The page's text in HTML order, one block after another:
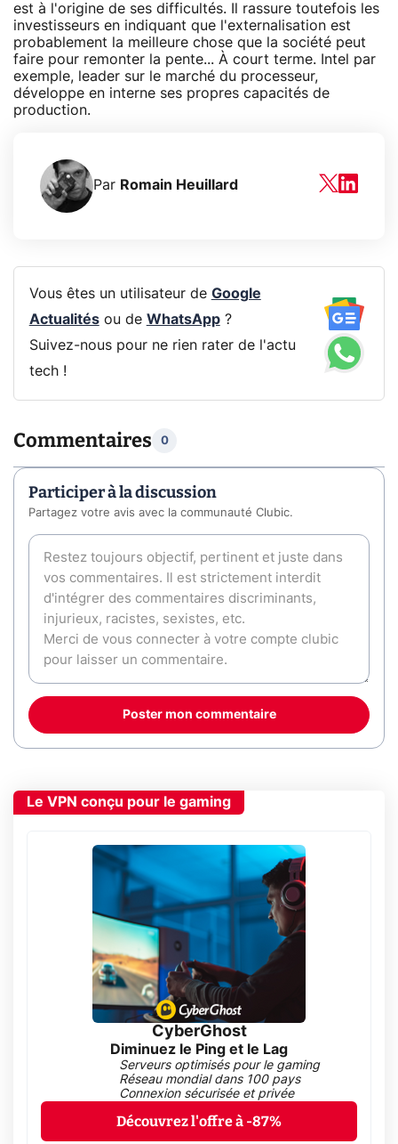
est à l'origine de ses difficultés. Il rassure toutefois les
investisseurs en indiquant que l'externalisation est
probablement la meilleure chose que la société peut
faire pour remonter la pente... À court terme. Intel par
exemple, leader sur le marché du processeur,
développe en interne ses propres capacités de
production.
Par Romain Heuillard
Vous êtes un utilisateur de Google
Actualitésou de WhatsApp?
Suivez-nous pour ne rien rater de l'actu
tech !
Commentaires 0
Participer à la discussion
Partagez votre avis avec la communauté Clubic.
Poster mon commentaire
Le VPN conçu pour le gaming
CyberGhost
Diminuez le Ping et le Lag
Serveurs optimisés pour le gaming
Réseau mondial dans 100 pays
Connexion sécurisée et privée
Découvrez l'offre à -87%